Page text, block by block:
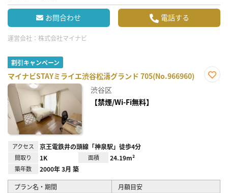
お問合わせ 電話する
運営会社： 株式会社マイナビ
割引キャンペーン
マイナビSTAYミライエ渋谷松濤グランド 705(No.966960)
渋谷区
【禁煙/Wi-Fi無料】
アクセス 京王電鉄井の頭線「神泉駅」徒歩4分
間取り 1K 面積 24.19m²
築年数 2000年 3月 築
プラン名・期間
月額目安